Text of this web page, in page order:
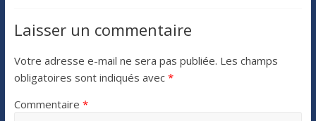
Laisser un commentaire
Votre adresse e-mail ne sera pas publiée. Les champs
obligatoires sont indiqués avec *
Commentaire *